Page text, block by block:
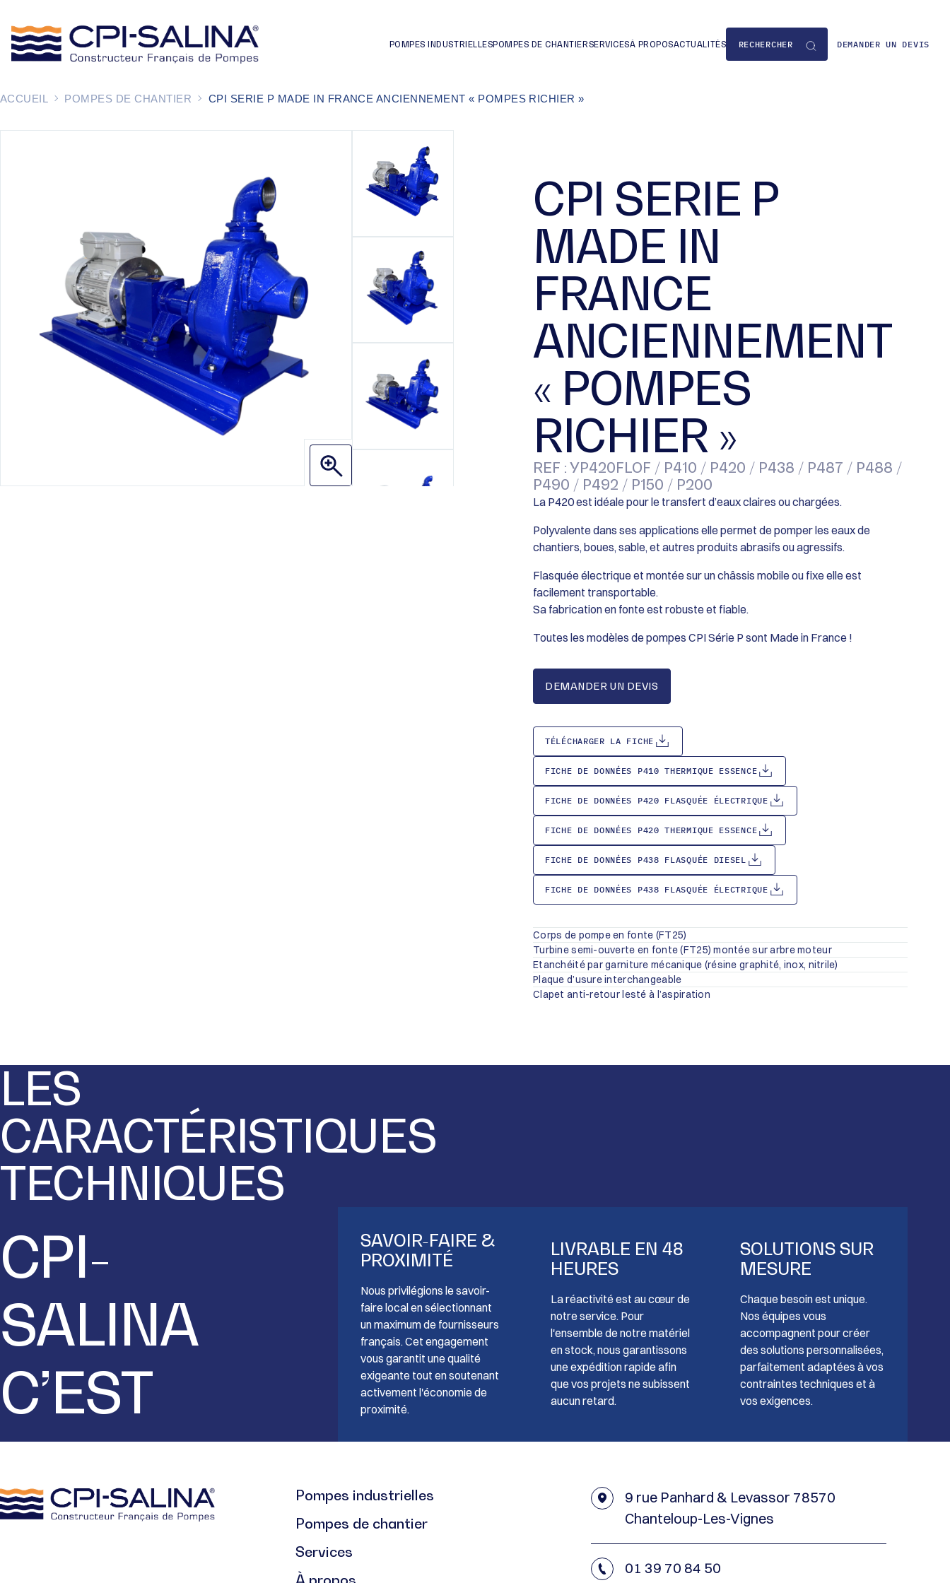
POMPES INDUSTRIELLESPOMPES DE CHANTIERSERVICESÀ PROPOSACTUALITÉS DEMANDER UN DEVIS
ACCUEIL POMPES DE CHANTIER CPI SERIE P MADE IN FRANCE ANCIENNEMENT « POMPES RICHIER »
CPI SERIE P
MADE IN
FRANCE
ANCIENNEMENT
« POMPES
RICHIER »
REF : YP420FLOF / P410 / P420 / P438 / P487 / P488 /
P490 / P492 / P150 / P200
La P420 est idéale pour le transfert d’eaux claires ou chargées.
Polyvalente dans ses applications elle permet de pomper les eaux de
chantiers, boues, sable, et autres produits abrasifs ou agressifs.
Flasquée électrique et montée sur un châssis mobile ou fixe elle est
facilement transportable.
Sa fabrication en fonte est robuste et fiable.
Toutes les modèles de pompes CPI Série P sont Made in France !
DEMANDER UN DEVIS
TÉLÉCHARGER LA FICHE
FICHE DE DONNÉES P410 THERMIQUE ESSENCE
FICHE DE DONNÉES P420 FLASQUÉE ÉLECTRIQUE
FICHE DE DONNÉES P420 THERMIQUE ESSENCE
FICHE DE DONNÉES P438 FLASQUÉE DIESEL
FICHE DE DONNÉES P438 FLASQUÉE ÉLECTRIQUE
Corps de pompe en fonte (FT25)
Turbine semi-ouverte en fonte (FT25) montée sur arbre moteur
Etanchéité par garniture mécanique (résine graphité, inox, nitrile)
Plaque d’usure interchangeable
Clapet anti-retour lesté à l’aspiration
LES
CARACTÉRISTIQUES
TECHNIQUES
CPI-
SALINA
C’EST
SAVOIR-FAIRE &
PROXIMITÉ
Nous privilégions le savoir-
faire local en sélectionnant
un maximum de fournisseurs
français. Cet engagement
vous garantit une qualité
exigeante tout en soutenant
activement l'économie de
proximité.
LIVRABLE EN 48
HEURES
La réactivité est au cœur de
notre service. Pour
l'ensemble de notre matériel
en stock, nous garantissons
une expédition rapide afin
que vos projets ne subissent
aucun retard.
SOLUTIONS SUR
MESURE
Chaque besoin est unique.
Nos équipes vous
accompagnent pour créer
des solutions personnalisées,
parfaitement adaptées à vos
contraintes techniques et à
vos exigences.
Pompes industrielles
Pompes de chantier
Services
9 rue Panhard & Levassor 78570
Chanteloup-Les-Vignes
01 39 70 84 50